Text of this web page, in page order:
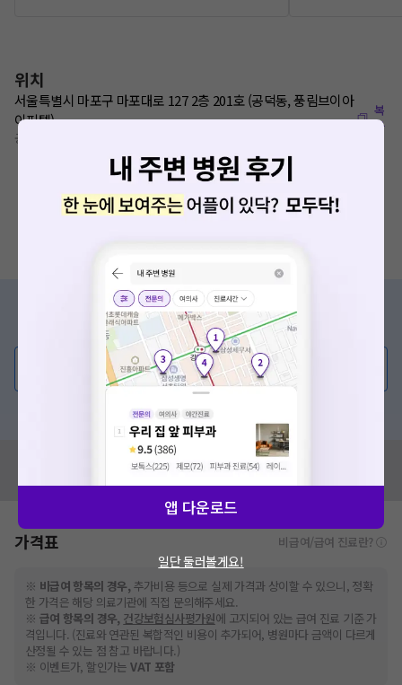
위치
서울특별시 마포구 마포대로 127 2층 201호 (공덕동, 풍림브이아
이피텔)
공덕역 200m
복
사
증상/치료, 궁금한 점이 있나요?
의사가 직접 답해드려요!
💬 무엇이든 물어보세요
혹시 잘못된 병원정보가 있나요?
가격표 비급여/급여 진료란?
※ 비급여 항목의 경우, 추가비용 등으로 실제 가격과 상이할 수 있으니, 정확
한 가격은 해당 의료기관에 직접 문의해주세요.
※ 급여 항목의 경우, 건강보험심사평가원에 고지되어 있는 급여 진료 기준 가
격입니다. (진료와 연관된 복합적인 비용이 추가되어, 병원마다 금액이 다르게
산정될 수 있는 점 참고 바랍니다.)
※ 이벤트가, 할인가는VAT 포함
앱 다운로드
일단 둘러볼게요!